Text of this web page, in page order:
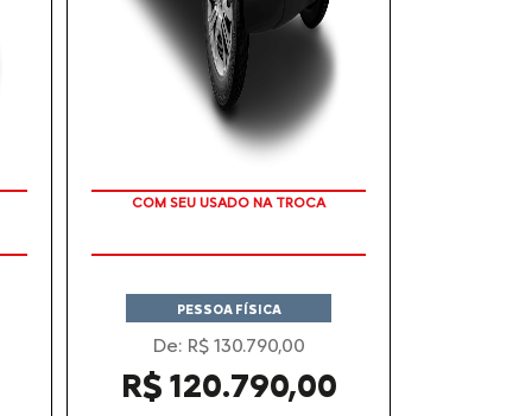
TAXA ZERO
PESSOA FÍSICA
De: R$ 130.790,00
R$ 120.790,00